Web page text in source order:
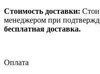
Стоимость доставки:
менеджером при
бесплатная доставка.
Оплата